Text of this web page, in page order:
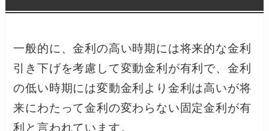
一般的に、金利の高い時期には将来的な金利
引き下げを考慮して変動金利が有利で、金利
の低い時期には変動金利より金利は高いが将
来にわたって金利の変わらない固定金利が有
利と言われています。